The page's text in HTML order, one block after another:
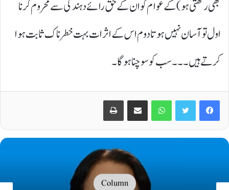
بھی رکھتی ہو) کے عوام کو ان کے حق رائے دہندگی سے محروم کرنا
اول تو آسان نہیں ہوتا دوم اس کے اثرات بہت خطرناک ثابت ہوا
کرتے ہیں۔۔۔ سب کو سوچنا ہو گا۔
Facebook
Twitter
WhatsApp
Share via Email
Print
Column